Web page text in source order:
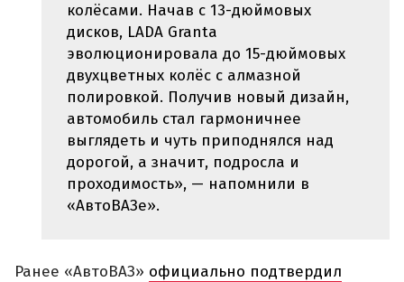
колёсами. Начав с 13-дюймовых
дисков, LADA Granta
эволюционировала до 15-дюймовых
двухцветных колёс с алмазной
полировкой. Получив новый дизайн,
автомобиль стал гармоничнее
выглядеть и чуть приподнялся над
дорогой, а значит, подросла и
проходимость», — напомнили в
«АвтоВАЗе».
Ранее «АвтоВАЗ» официально подтвердил